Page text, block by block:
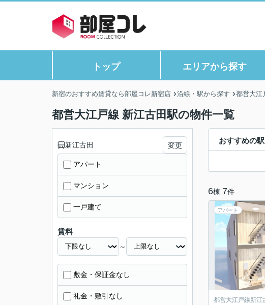
トップ エリアから探す
新宿のおすすめ賃貸なら部屋コレ新宿店 沿線・駅から探す 都営大江
都営大江戸線 新江古田駅の物件一覧
おすすめの駅
6棟 7件
アパート
都営大江戸線新江
新江古田 変更
アパート
マンション
一戸建て
賃料
～
敷金・保証金なし
礼金・敷引なし